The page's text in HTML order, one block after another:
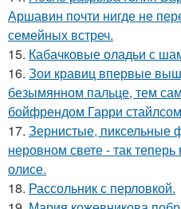
Аршавин почти нигде не
семейных встреч.
15. Кабачковые оладьи с
16. Зои кравиц впервые
безымянном пальце, тем
бойфрендом Гарри
17. Зернистые, пиксельные
неровном свете - так
олисе.
18. Рассольник с перловкой.